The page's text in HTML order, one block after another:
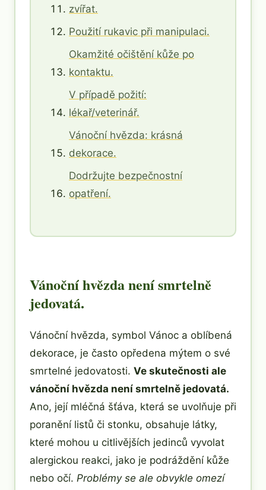
zvířat.
Použití rukavic při manipulaci.
Okamžité očištění kůže po
kontaktu.
V případě požití:
lékař/veterinář.
Vánoční hvězda: krásná
dekorace.
Dodržujte bezpečnostní
opatření.
Vánoční hvězda není smrtelně
jedovatá.
Vánoční hvězda, symbol Vánoc a oblíbená
dekorace, je často opředena mýtem o své
smrtelné jedovatosti. Ve skutečnosti ale
vánoční hvězda není smrtelně jedovatá.
Ano, její mléčná šťáva, která se uvolňuje při
poranění listů či stonku, obsahuje látky,
které mohou u citlivějších jedinců vyvolat
alergickou reakci, jako je podráždění kůže
nebo očí. Problémy se ale obvykle omezí